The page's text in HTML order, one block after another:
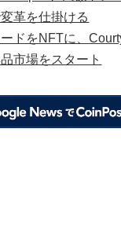
革を仕掛ける
ドをNFTに、
市場をスタート